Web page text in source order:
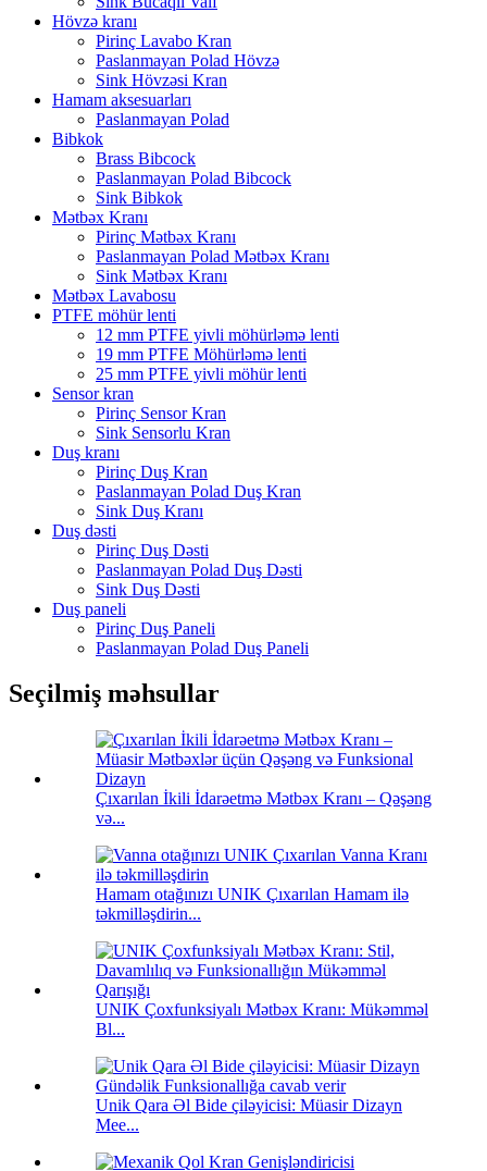
Hövzə kranı
Pirinç Lavabo Kran
Paslanmayan Polad Hövzə
Sink Hövzəsi Kran
Hamam aksesuarları
Paslanmayan Polad
Bibkok
Brass Bibcock
Paslanmayan Polad Bibcock
Sink Bibkok
Mətbəx Kranı
Pirinç Mətbəx Kranı
Paslanmayan Polad Mətbəx Kranı
Sink Mətbəx Kranı
Mətbəx Lavabosu
PTFE möhür lenti
12 mm PTFE yivli möhürləmə lenti
19 mm PTFE Möhürləmə lenti
25 mm PTFE yivli möhür lenti
Sensor kran
Pirinç Sensor Kran
Sink Sensorlu Kran
Duş kranı
Pirinç Duş Kran
Paslanmayan Polad Duş Kran
Sink Duş Kranı
Duş dəsti
Pirinç Duş Dəsti
Paslanmayan Polad Duş Dəsti
Sink Duş Dəsti
Duş paneli
Pirinç Duş Paneli
Paslanmayan Polad Duş Paneli
Seçilmiş məhsullar
Çıxarılan İkili İdarəetmə Mətbəx Kranı – Qəşəng
və...
Hamam otağınızı UNIK Çıxarılan Hamam ilə
təkmilləşdirin...
UNIK Çoxfunksiyalı Mətbəx Kranı: Mükəmməl
Bl...
Unik Qara Əl Bide çiləyicisi: Müasir Dizayn
Mee...